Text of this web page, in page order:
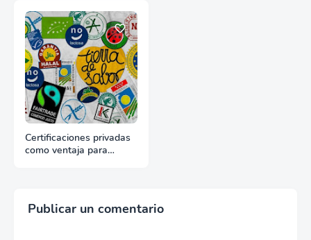
Certificaciones privadas
como ventaja para
Publicar un comentario